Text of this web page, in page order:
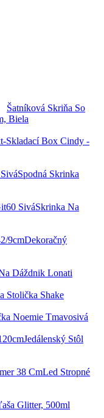
Šatníková Skriňa So
Biela
Skladací Box Cindy -
Spodná Skrinka
Skrinka Na
Dekoračný
Dáždnik Lonati
Stolička Shake
Noemie Tmavosivá
Jedálenský Stôl
Led Stropné
Glitter, 500ml